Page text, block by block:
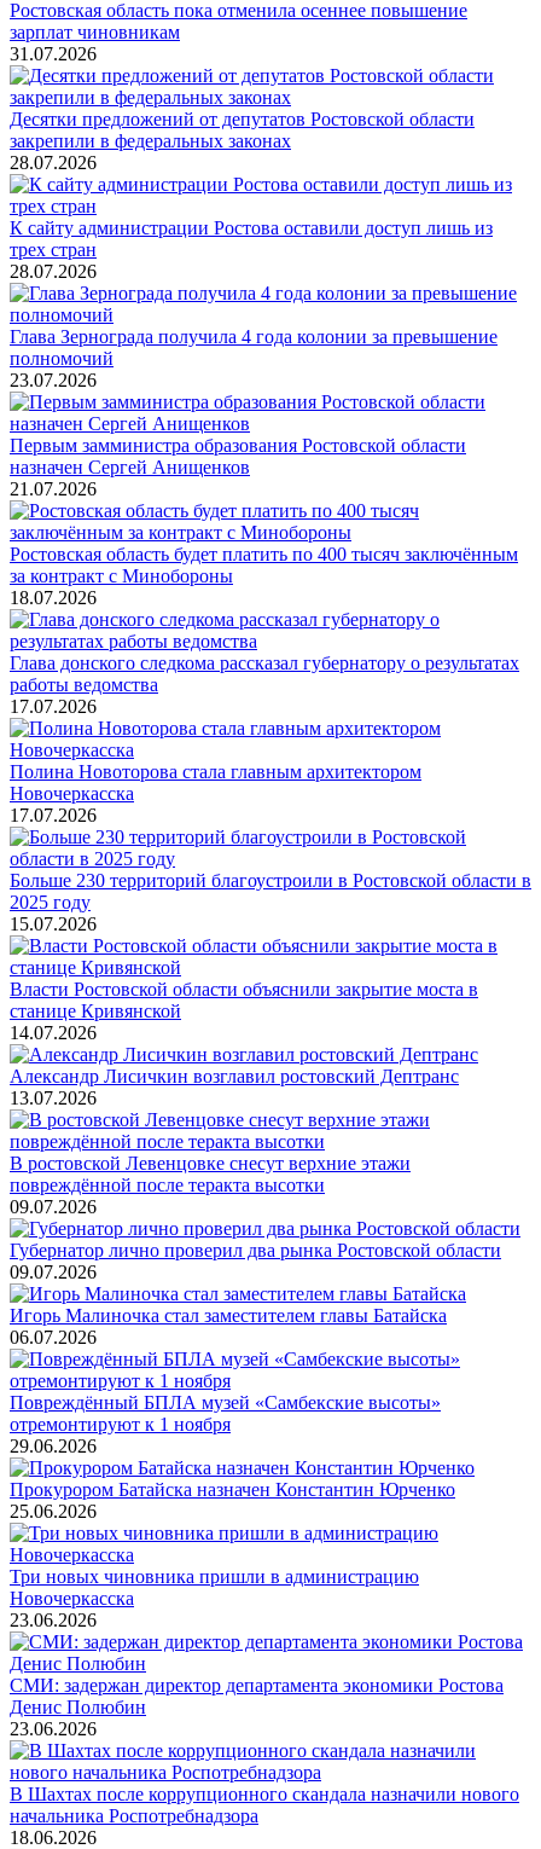
Ростовская область пока отменила осеннее повышение
зарплат чиновникам
31.07.2026
Десятки предложений от депутатов Ростовской области
закрепили в федеральных законах
28.07.2026
К сайту администрации Ростова оставили доступ лишь из
трех стран
28.07.2026
Глава Зернограда получила 4 года колонии за превышение
полномочий
23.07.2026
Первым замминистра образования Ростовской области
назначен Сергей Анищенков
21.07.2026
Ростовская область будет платить по 400 тысяч заключённым
за контракт с Минобороны
18.07.2026
Глава донского следкома рассказал губернатору о результатах
работы ведомства
17.07.2026
Полина Новоторова стала главным архитектором
Новочеркасска
17.07.2026
Больше 230 территорий благоустроили в Ростовской области в
2025 году
15.07.2026
Власти Ростовской области объяснили закрытие моста в
станице Кривянской
14.07.2026
Александр Лисичкин возглавил ростовский Дептранс
13.07.2026
В ростовской Левенцовке снесут верхние этажи
повреждённой после теракта высотки
09.07.2026
Губернатор лично проверил два рынка Ростовской области
09.07.2026
Игорь Малиночка стал заместителем главы Батайска
06.07.2026
Повреждённый БПЛА музей «Самбекские высоты»
отремонтируют к 1 ноября
29.06.2026
Прокурором Батайска назначен Константин Юрченко
25.06.2026
Три новых чиновника пришли в администрацию
Новочеркасска
23.06.2026
СМИ: задержан директор департамента экономики Ростова
Денис Полюбин
23.06.2026
В Шахтах после коррупционного скандала назначили нового
начальника Роспотребнадзора
18.06.2026